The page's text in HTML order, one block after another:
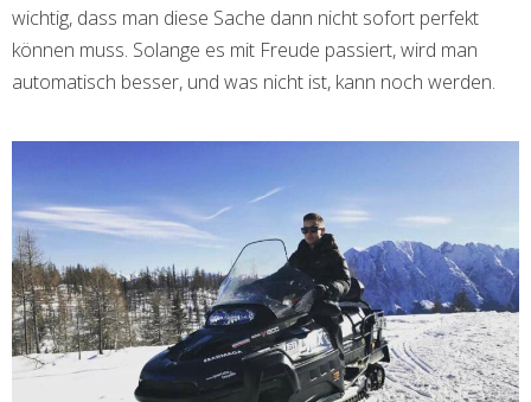
wichtig, dass man diese Sache dann nicht sofort perfekt
können muss. Solange es mit Freude passiert, wird man
automatisch besser, und was nicht ist, kann noch werden.